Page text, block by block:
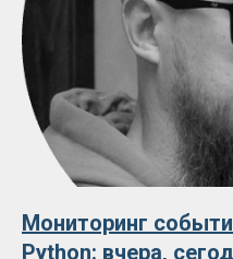
Мониторинг
Python: вчера,